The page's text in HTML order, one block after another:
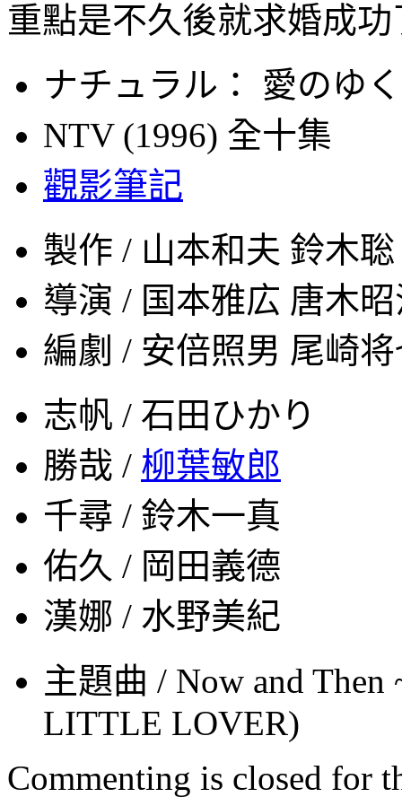
重點是不久後就求婚成
ナチュラル： 愛のゆ
NTV (1996) 全十集
觀影筆記
製作 / 山本和夫 鈴木聡
導演 / 国本雅広 唐木
編劇 / 安倍照男 尾崎
志帆 / 石田ひかり
勝哉 / 柳葉敏郎
千尋 / 鈴木一真
佑久 / 岡田義德
漢娜 / 水野美紀
主題曲 / Now and
LITTLE LOVER)
Commenting is closed for